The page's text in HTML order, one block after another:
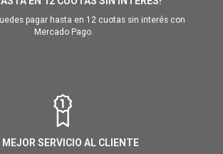
pagar hasta en 12 cuotas sin interés con
Mercado Pago.
MEJOR SERVICIO AL CLIENTE